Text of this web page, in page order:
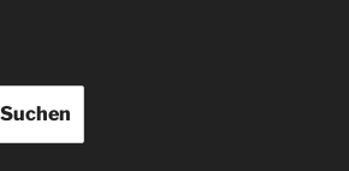
Suchen